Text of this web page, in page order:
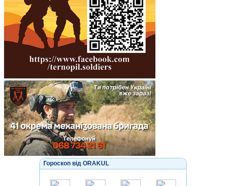
Гороскоп від ORAKUL